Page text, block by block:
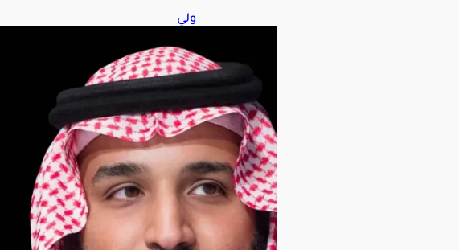
ولي
هد
يتلق
ى
الًا
هات
فيًا
من
الرئي
س
الفر
نس
ي